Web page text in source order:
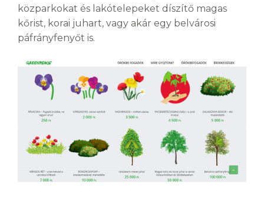
közparkokat és lakótelepeket díszítő magas
kőrist, korai juhart, vagy akár egy belvárosi
páfrányfenyőt is.